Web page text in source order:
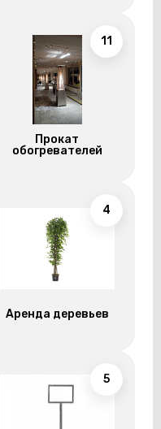
11
Прокат
обогревателей
4
Аренда деревьев
5